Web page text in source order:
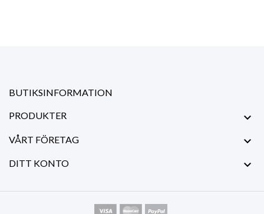
BUTIKSINFORMATION
PRODUKTER 
VÅRT FÖRETAG 
DITT KONTO 